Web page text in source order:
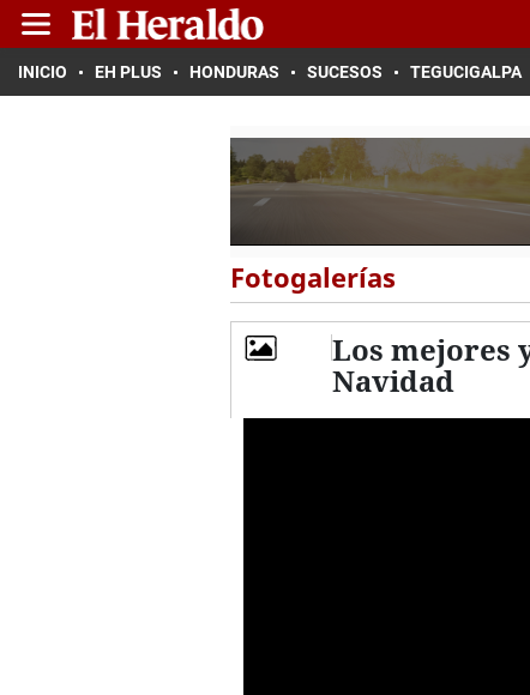
INICIO EH PLUS HONDURAS SUCESOS TEGUCIGALPA
Fotogalerías
Los mejores
Navidad